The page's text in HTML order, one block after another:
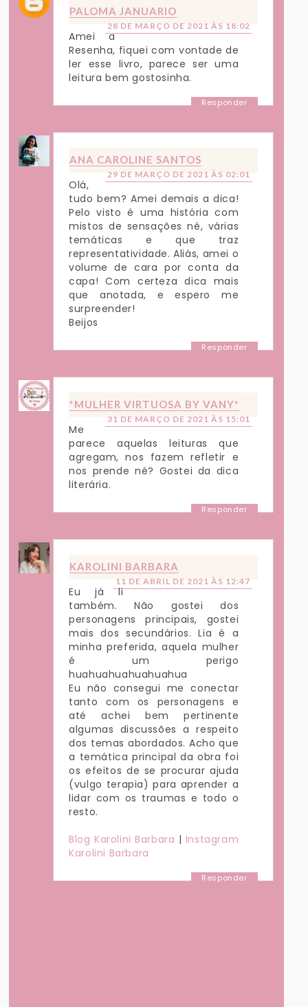
PALOMA JANUARIO
28 DE MARÇO DE 2021 ÀS 18:02
Amei a
Resenha, fiquei com vontade de
ler esse livro, parece ser uma
leitura bem gostosinha.
Responder
ANA CAROLINE SANTOS
29 DE MARÇO DE 2021 ÀS 02:01
Olá,
tudo bem? Amei demais a dica!
Pelo visto é uma história com
mistos de sensações né, várias
temáticas e que traz
representatividade. Aliás, amei o
volume de cara por conta da
capa! Com certeza dica mais
que anotada, e espero me
surpreender!
Beijos
Responder
*MULHER VIRTUOSA BY VANY*
31 DE MARÇO DE 2021 ÀS 15:01
Me
parece aquelas leituras que
agregam, nos fazem refletir e
nos prende né? Gostei da dica
literária.
Responder
KAROLINI BARBARA
11 DE ABRIL DE 2021 ÀS 12:47
Eu já li
também. Não gostei dos
personagens principais, gostei
mais dos secundários. Lia é a
minha preferida, aquela mulher
é um perigo
huahuahuahuahuahua
Eu não consegui me conectar
tanto com os personagens e
até achei bem pertinente
algumas discussões a respeito
dos temas abordados. Acho que
a temática principal da obra foi
os efeitos de se procurar ajuda
(vulgo terapia) para aprender a
lidar com os traumas e todo o
resto.
Blog Karolini Barbara | Instagram
Karolini Barbara
Responder